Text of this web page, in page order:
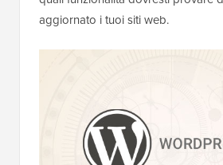
aggiornato i tuoi siti web.